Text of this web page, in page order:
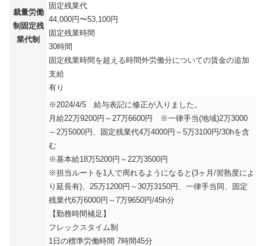
裁量労働
制固定残
業代制
固定残業代
44,000円〜53,100円
固定残業時間
30時間
固定残業時間を超える時間外労働分についての賃金の追加
支給
有り
※2024/4/5 給与表記に修正が入りました。
月給22万9200円～27万6600円 ※一律手当(地域)2万3000
～2万5000円、固定残業代4万4000円～5万3100円/30hを含
む
※基本給18万5200円～22万3500円
※担当ルートを1人で周れるようになると(3ヶ月/習熟度によ
り延長有)、25万1200円～30万3150円、一律手当同、固定
残業代6万6000円～7万9650円/45h分
【勤務時間補足】
フレックスタイム制
1⽇の標準労働時間 7時間45分